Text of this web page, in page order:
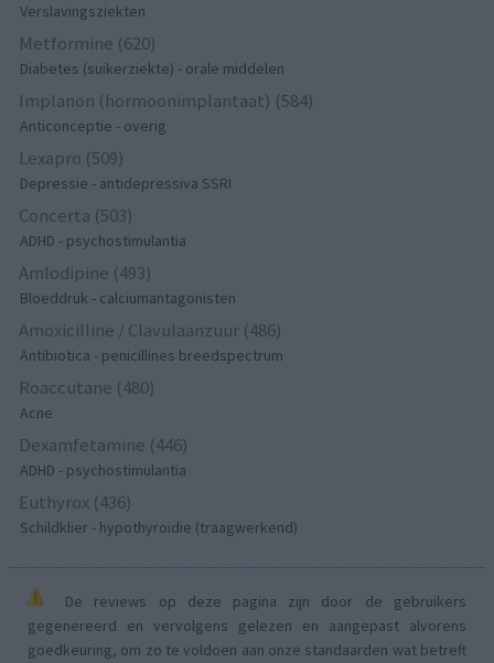
Verslavingsziekten
Metformine (620)
Diabetes (suikerziekte) - orale middelen
Implanon (hormoonimplantaat) (584)
Anticonceptie - overig
Lexapro (509)
Depressie - antidepressiva SSRI
Concerta (503)
ADHD - psychostimulantia
Amlodipine (493)
Bloeddruk - calciumantagonisten
Amoxicilline / Clavulaanzuur (486)
Antibiotica - penicillines breedspectrum
Roaccutane (480)
Acne
Dexamfetamine (446)
ADHD - psychostimulantia
Euthyrox (436)
Schildklier - hypothyroidie (traagwerkend)
De reviews op deze pagina zijn door de gebruikers
gegenereerd en vervolgens gelezen en aangepast alvorens
goedkeuring, om zo te voldoen aan onze standaarden wat betreft